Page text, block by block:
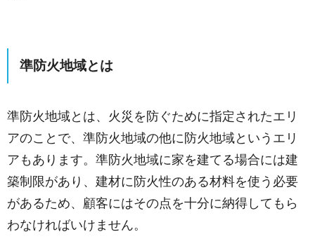
準防火地域とは
準防火地域とは、火災を防ぐために指定されたエリ
アのことで、準防火地域の他に防火地域というエリ
アもあります。準防火地域に家を建てる場合には建
築制限があり、建材に防火性のある材料を使う必要
があるため、顧客にはその点を十分に納得してもら
わなければいけません。